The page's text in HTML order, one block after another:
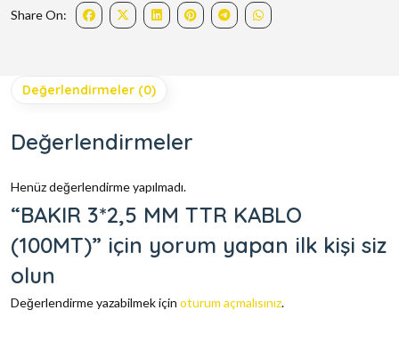
Share On:
Değerlendirmeler (0)
Değerlendirmeler
Henüz değerlendirme yapılmadı.
“BAKIR 3*2,5 MM TTR KABLO
(100MT)” için yorum yapan ilk kişi siz
olun
Değerlendirme yazabilmek için oturum açmalısınız.